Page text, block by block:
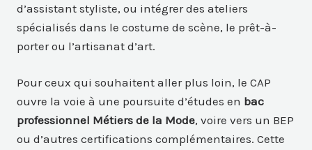
d’assistant styliste, ou intégrer des ateliers
spécialisés dans le costume de scène, le prêt-à-
porter ou l’artisanat d’art.
Pour ceux qui souhaitent aller plus loin, le CAP
ouvre la voie à une poursuite d’études en bac
professionnel Métiers de la Mode, voire vers un BEP
ou d’autres certifications complémentaires. Cette